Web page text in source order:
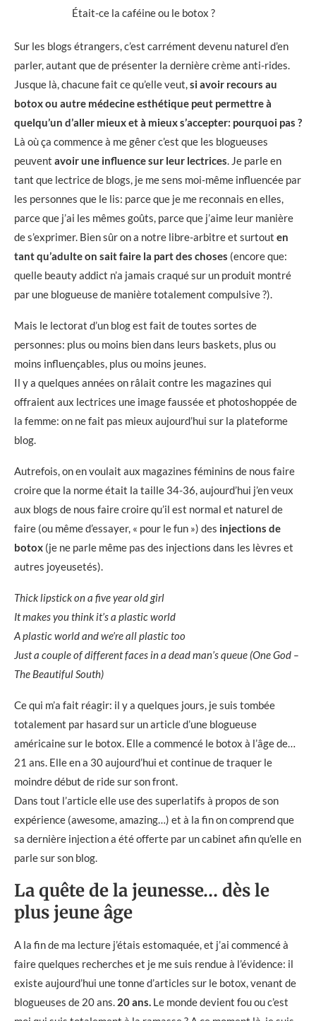
Était-ce la caféine ou le botox ?
Sur les blogs étrangers, c’est carrément devenu naturel d’en
parler, autant que de présenter la dernière crème anti-rides.
Jusque là, chacune fait ce qu’elle veut,si avoir recours au
botox ou autre médecine esthétique peut permettre à
quelqu’un d’aller mieux et à mieux s’accepter: pourquoi pas ?
Là où ça commence à me gêner c’est que les blogueuses
peuvent avoir une influence sur leur lectrices. Je parle en
tant que lectrice de blogs, je me sens moi-même influencée par
les personnes que le lis: parce que je me reconnais en elles,
parce que j’ai les mêmes goûts, parce que j’aime leur manière
de s’exprimer. Bien sûr on a notre libre-arbitre et surtout en
tant qu’adulte on sait faire la part des choses (encore que:
quelle beauty addict n’a jamais craqué sur un produit montré
par une blogueuse de manière totalement compulsive ?).
Mais le lectorat d’un blog est fait de toutes sortes de
personnes: plus ou moins bien dans leurs baskets, plus ou
moins influençables, plus ou moins jeunes.
Il y a quelques années on râlait contre les magazines qui
offraient aux lectrices une image faussée et photoshoppée de
la femme: on ne fait pas mieux aujourd’hui sur la plateforme
blog.
Autrefois, on en voulait aux magazines féminins de nous faire
croire que la norme était la taille 34-36, aujourd’hui j’en veux
aux blogs de nous faire croire qu’il est normal et naturel de
faire (ou même d’essayer, « pour le fun ») des injections de
botox (je ne parle même pas des injections dans les lèvres et
autres joyeusetés).
Thick lipstick on a five year old girl
It makes you think it’s a plastic world
A plastic world and we’re all plastic too
Just a couple of different faces in a dead man’s queue (One God –
The Beautiful South)
Ce qui m’a fait réagir: il y a quelques jours, je suis tombée
totalement par hasard sur un article d’une blogueuse
américaine sur le botox. Elle a commencé le botox à l’âge de…
21 ans. Elle en a 30 aujourd’hui et continue de traquer le
moindre début de ride sur son front.
Dans tout l’article elle use des superlatifs à propos de son
expérience (awesome, amazing…) et à la fin on comprend que
sa dernière injection a été offerte par un cabinet afin qu’elle en
parle sur son blog.
La quête de la jeunesse… dès le
plus jeune âge
A la fin de ma lecture j’étais estomaquée, et j’ai commencé à
faire quelques recherches et je me suis rendue à l’évidence: il
existe aujourd’hui une tonne d’articles sur le botox, venant de
blogueuses de 20 ans. 20 ans. Le monde devient fou ou c’est